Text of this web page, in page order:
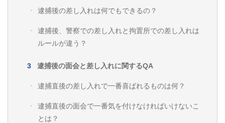
逮捕後の差し入れは何でもできるの？
逮捕後、警察での差し入れと拘置所での差し入れは
ルールが違う？
逮捕後の面会と差し入れに関するQA
逮捕直後の差し入れで一番喜ばれるものは何？
逮捕直後の面会で一番気を付けなければいけないこ
とは？